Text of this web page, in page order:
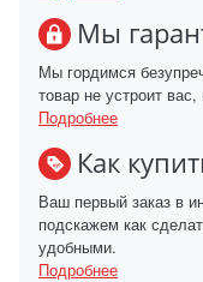
Мы
Мы гордимся
товар не устроит
Подробнее
Как
Ваш первый заказ в
подскажем как
удобными.
Подробнее